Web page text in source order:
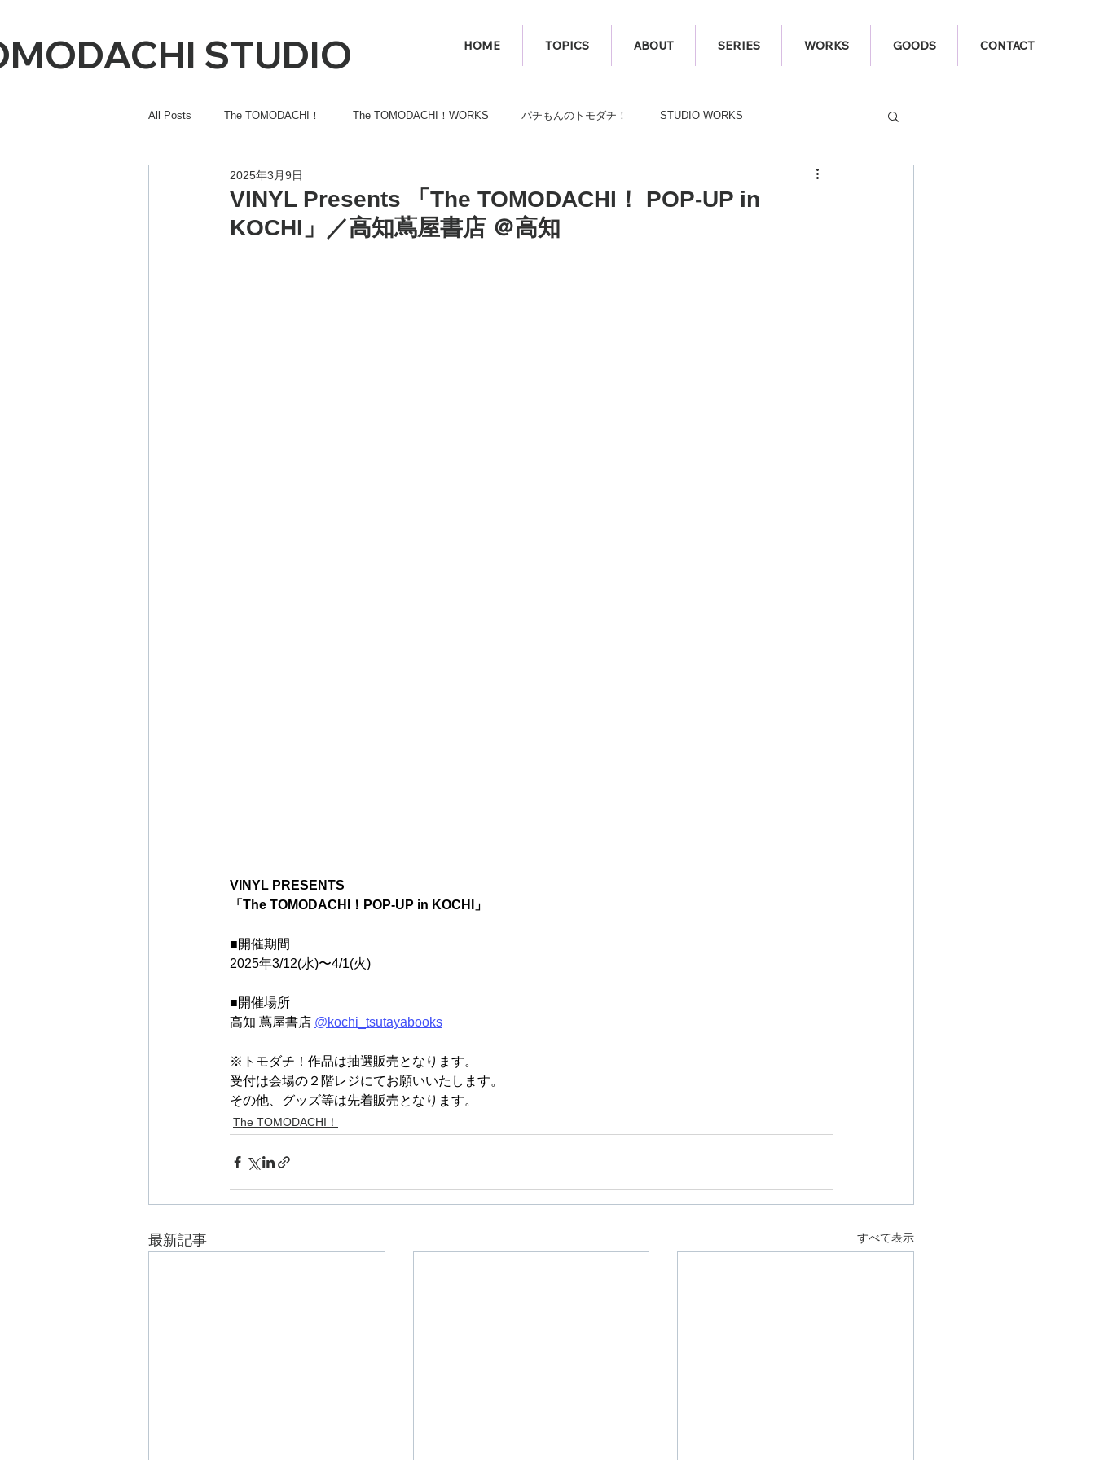
HOME TOPICS ABOUT SERIES WORKS GOODS CONTACT
STUDIO
All Posts The TOMODACHI！ The TOMODACHI！WORKS パチもんのトモダチ！ STUDIO WORKS
VINYL Presents 「The TOMODACHI！ POP-UP in
KOCHI」／高知蔦屋書店 ＠高知
2025年3月9日
VINYL PRESENTS
「The TOMODACHI！POP-UP in KOCHI」
■開催期間
2025年3/12(水)〜4/1(火)
■開催場所
高知 蔦屋書店 @kochi_tsutayabooks
※トモダチ！作品は抽選販売となります。
受付は会場の２階レジにてお願いいたします。
その他、グッズ等は先着販売となります。
The TOMODACHI！
最新記事 すべて表示